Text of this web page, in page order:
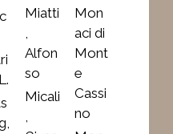
Miatti
Alfon
so
Micali
Mon
aci di
Mont
e
Cassi
no